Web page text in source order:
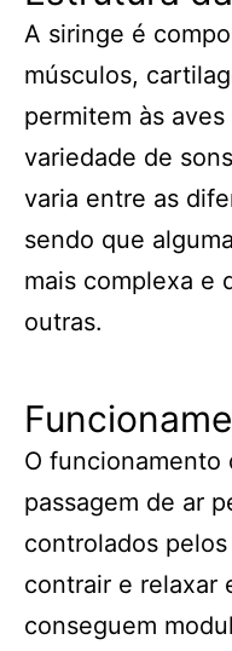
A siringe é
músculos,
permitem às
variedade de
varia entre as
sendo que
mais complexa e
outras.
O funcionamento
passagem de ar
controlados
contrair e relaxar
conseguem